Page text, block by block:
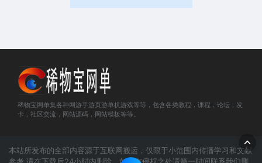
稀物宝网单集各种网游手游页游单机游戏等等，包含各类教程，课程，论坛，发
卡，社区交流，网站源码，网站模板等等。
本站所发布的全部内容源于互联网搬运，仅限于小范围内传播学习和文献